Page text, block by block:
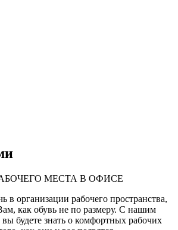
МЕСТА В ОФИСЕ
в организации рабочего пространства,
как обувь не по размеру. С нашим
будете знать о комфортных рабочих